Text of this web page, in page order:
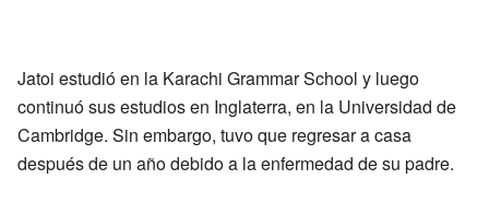
Jatoi estudió en la Karachi Grammar School y luego
continuó sus estudios en Inglaterra, en la Universidad de
Cambridge. Sin embargo, tuvo que regresar a casa
después de un año debido a la enfermedad de su padre.